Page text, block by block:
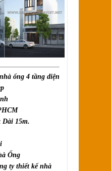
ống 4 tầng diện
Dài 15m.
Ống
ty thiết kế nhà